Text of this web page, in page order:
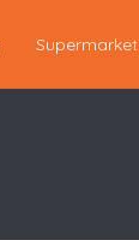
Supermarket